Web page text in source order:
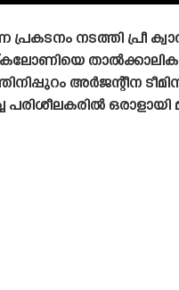
പ്രകടനം നടത്തി പ്രീ
അർജന്റീന
ഒരാളായി